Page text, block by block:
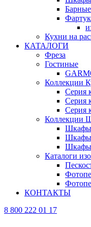
Кухни на
КАТАЛОГИ
Фреза
Гостиные
Коллекции
Серия
Серия
Серия
Коллекции
Каталоги
КОНТАКТЫ
8 800 222 01 17